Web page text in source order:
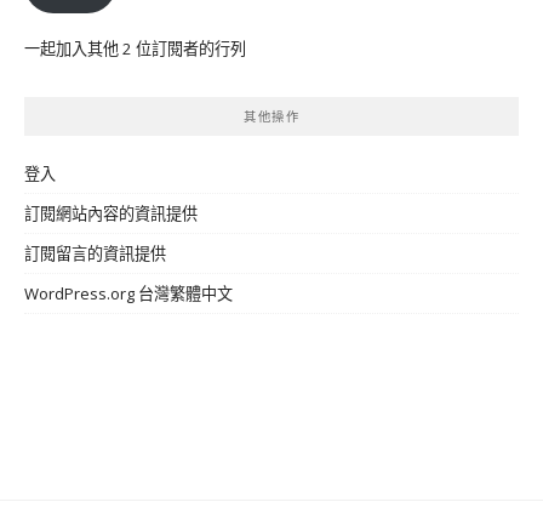
一起加入其他 2 位訂閱者的行列
其他操作
登入
訂閱網站內容的資訊提供
訂閱留言的資訊提供
WordPress.org 台灣繁體中文